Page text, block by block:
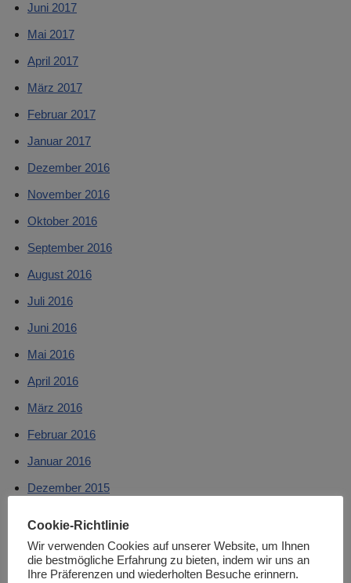
Juni 2017
Mai 2017
April 2017
März 2017
Februar 2017
Januar 2017
Dezember 2016
November 2016
Oktober 2016
September 2016
August 2016
Juli 2016
Juni 2016
Mai 2016
April 2016
März 2016
Februar 2016
Januar 2016
Dezember 2015
Oktober 2015
September 2015
Cookie-Richtlinie
Wir verwenden Cookies auf unserer Website, um Ihnen
die bestmögliche Erfahrung zu bieten, indem wir uns an
Ihre Präferenzen und wiederholten Besuche erinnern.